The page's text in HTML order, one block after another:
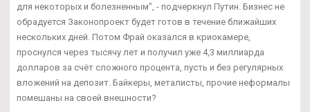
для некоторых и болезненным", - подчеркнул Путин. Бизнес не
обрадуется Законопроект будет готов в течение ближайших
нескольких дней. Потом Фрай оказался в криокамере,
проснулся через тысячу лет и получил уже 4,3 миллиарда
долларов за счёт сложного процента, пусть и без регулярных
вложений на депозит. Байкеры, металисты, прочие неформалы
помешаны на своей внешности?